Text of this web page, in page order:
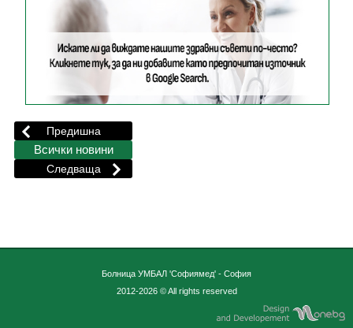
Болница УМБАЛ 'Софиямед' - София
2012-2026 © All rights reserved